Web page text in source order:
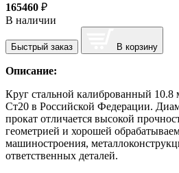
165460 ₽
В наличии
Быстрый заказ В корзину
Описание:
Круг стальной калиброванный 10.8
Ст20 в Российской Федерации.
прокат отличается высокой
геометрией и хорошей
машиностроения,
ответственных деталей.